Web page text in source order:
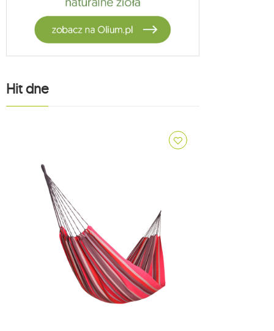
oslo
3
adventure
american dream
Hit dne